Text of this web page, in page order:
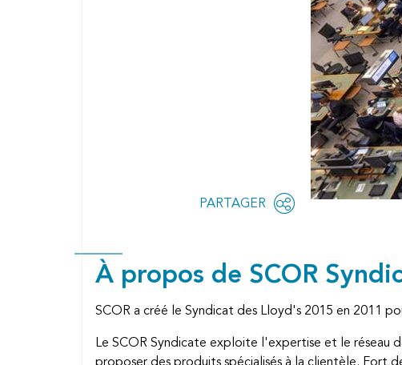
Share
PARTAGER
OPEN
À propos de SCOR
SCOR a créé le Syndicat des Lloyd's 2015 en 2011
Le SCOR Syndicate exploite l'expertise et le réseau